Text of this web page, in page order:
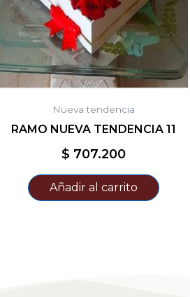
Nueva tendencia
RAMO NUEVA TENDENCIA 11
$ 707.200
Añadir al carrito